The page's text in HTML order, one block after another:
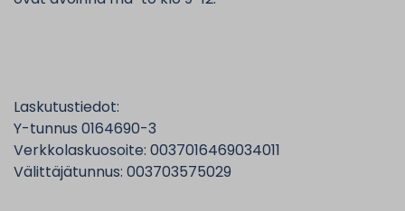
Laskutustiedot:
Y-tunnus 0164690-3
Verkkolaskuosoite: 0037016469034011
Välittäjätunnus: 003703575029